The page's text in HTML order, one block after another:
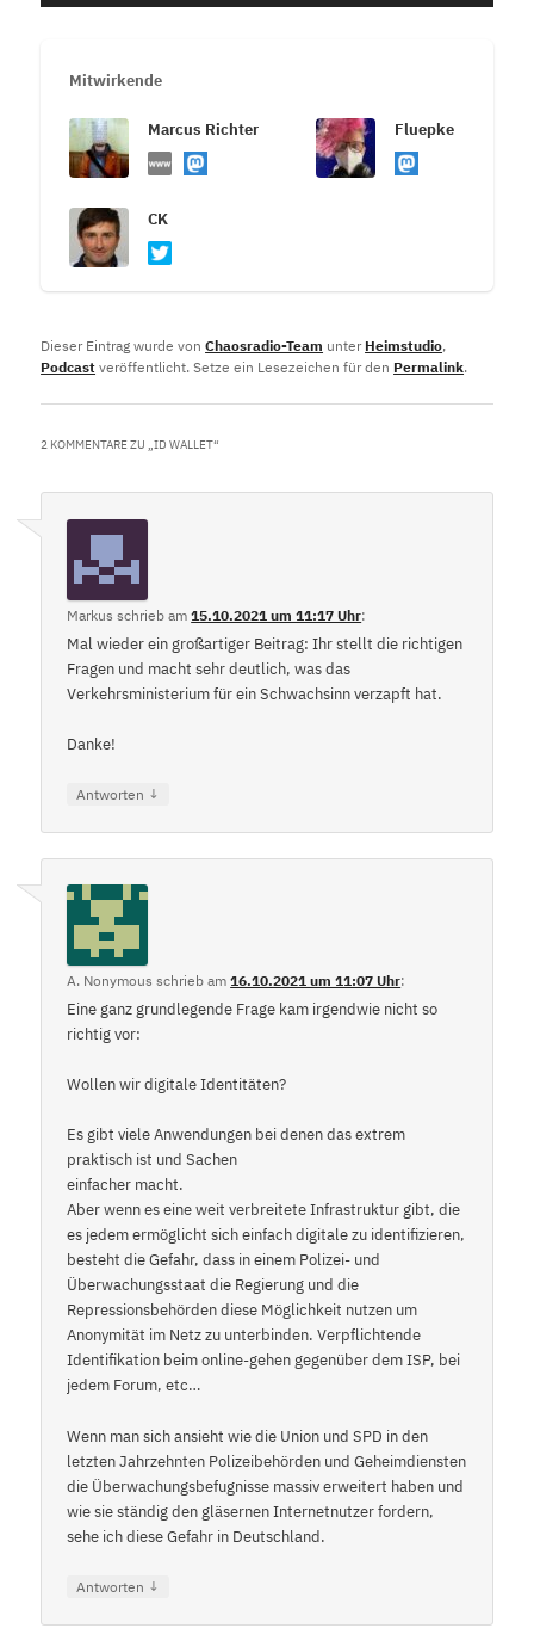
Mitwirkende
Marcus Richter Fluepke
CK
Dieser Eintrag wurde vonChaosradio-Team unter Heimstudio,
Podcast veröffentlicht. Setze ein Lesezeichen für den Permalink.
2 KOMMENTARE ZU „ID WALLET“
Markus schrieb am15.10.2021 um 11:17 Uhr:
Mal wieder ein großartiger Beitrag: Ihr stellt die richtigen
Fragen und macht sehr deutlich, was das
Verkehrsministerium für ein Schwachsinn verzapft hat.
Danke!
Antworten ↓
A. Nonymous schrieb am16.10.2021 um 11:07 Uhr:
Eine ganz grundlegende Frage kam irgendwie nicht so
richtig vor:
Wollen wir digitale Identitäten?
Es gibt viele Anwendungen bei denen das extrem
praktisch ist und Sachen
einfacher macht.
Aber wenn es eine weit verbreitete Infrastruktur gibt, die
es jedem ermöglicht sich einfach digitale zu identifizieren,
besteht die Gefahr, dass in einem Polizei- und
Überwachungsstaat die Regierung und die
Repressionsbehörden diese Möglichkeit nutzen um
Anonymität im Netz zu unterbinden. Verpflichtende
Identifikation beim online-gehen gegenüber dem ISP, bei
jedem Forum, etc…
Wenn man sich ansieht wie die Union und SPD in den
letzten Jahrzehnten Polizeibehörden und Geheimdiensten
die Überwachungsbefugnisse massiv erweitert haben und
wie sie ständig den gläsernen Internetnutzer fordern,
sehe ich diese Gefahr in Deutschland.
Antworten ↓